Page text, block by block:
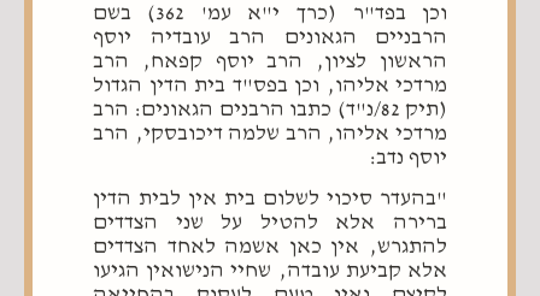
וכן בפד"ר (כרך י"א עמ' 362) בשם
הרבניים הגאונים הרב עובדיה יוסף
הראשון לציון, הרב יוסף קפאח, הרב
מרדכי אליהו, וכן בפס"ד בית הדין הגדול
(תיק 82/נ"ד) כתבו הרבנים הגאונים: הרב
מרדכי אליהו, הרב שלמה דיכובסקי, הרב
יוסף נדב:
"בהעדר סיכוי לשלום בית אין לבית הדין
ברירה אלא להטיל על שני הצדדים
להתגרש, אין כאן אשמה לאחד הצדדים
אלא קביעת עובדה, שחיי הנישואין הגיעו